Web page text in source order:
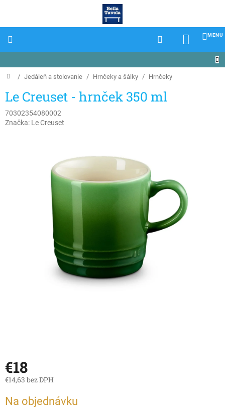
Domov
/ Jedáleň a stolovanie / Hrnčeky a šálky / Hrnčeky
Le Creuset - hrnček 350 ml
70302354080002
Značka: Le Creuset
€18
€14,63 bez DPH
cena:
Na objednávku